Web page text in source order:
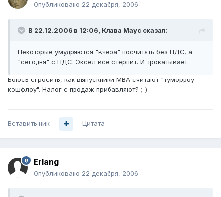
Опубликовано 22 декабря, 2006
В 22.12.2006 в 12:06, Клава Маус сказал:
Некоторые умудряются "вчера" посчитать без НДС, а
"сегодня" с НДС. Эксел все стерпит. И прокатывает.
Боюсь спросить, как выпускники MBA считают "туморроу
кэшфлоу". Налог с продаж прибавляют? ;-)
Вставить ник Цитата
Erlang
Опубликовано 22 декабря, 2006